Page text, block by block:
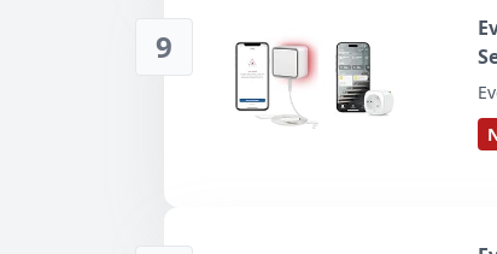
9